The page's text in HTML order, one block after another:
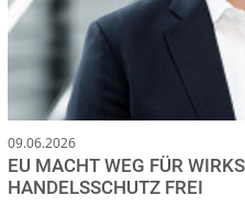
09.06.2026
EU MACHT WEG FÜR
HANDELSSCHUTZ FREI